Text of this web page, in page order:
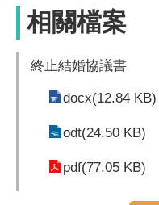
相關檔案
終止結婚協議書
docx(12.84 KB)
odt(24.50 KB)
pdf(77.05 KB)